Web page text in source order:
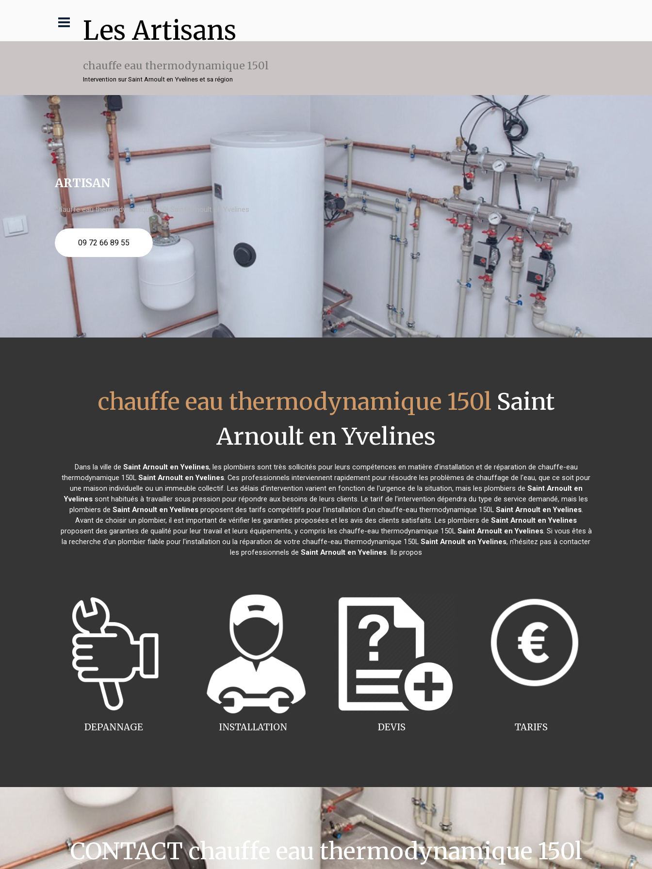
Les Artisans
chauffe eau thermodynamique 150l
Intervention sur Saint Arnoult en Yvelines et sa région
ARTISAN
chauffe eau thermodynamique 150l Saint Arnoult en Yvelines
09 72 66 89 55
chauffe eau thermodynamique 150l Saint
Arnoult en Yvelines
Dans la ville de Saint Arnoult en Yvelines, les plombiers sont très sollicités pour leurs compétences en matière d'installation et de réparation de chauffe-eau
thermodynamique 150L Saint Arnoult en Yvelines. Ces professionnels interviennent rapidement pour résoudre les problèmes de chauffage de l'eau, que ce soit pour
une maison individuelle ou un immeuble collectif. Les délais d'intervention varient en fonction de l'urgence de la situation, mais les plombiers de Saint Arnoult en
Yvelines sont habitués à travailler sous pression pour répondre aux besoins de leurs clients. Le tarif de l'intervention dépendra du type de service demandé, mais les
plombiers de Saint Arnoult en Yvelinesproposent des tarifs compétitifs pour l'installation d'un chauffe-eau thermodynamique 150L Saint Arnoult en Yvelines.
Avant de choisir un plombier, il est important de vérifier les garanties proposées et les avis des clients satisfaits. Les plombiers de Saint Arnoult en Yvelines
proposent des garanties de qualité pour leur travail et leurs équipements, y compris les chauffe-eau thermodynamique 150L Saint Arnoult en Yvelines. Si vous êtes à
la recherche d'un plombier fiable pour l'installation ou la réparation de votre chauffe-eau thermodynamique 150L Saint Arnoult en Yvelines, n'hésitez pas à contacter
les professionnels de Saint Arnoult en Yvelines. Ils propos
INSTALLATION
DEPANNAGE TARIFS
DEVIS
CONTACT chauffe eau thermodynamique 150l